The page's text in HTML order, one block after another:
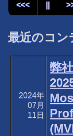
<<< ||
最近のコン
2024年
07月
11日
弊